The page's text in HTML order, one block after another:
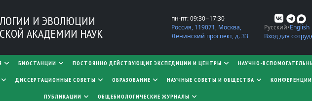
И ЭВОЛЮЦИИ
АКАДЕМИИ НАУК
пн-пт: 09:30−17:30
Россия, 119071, Москва,
Ленинский проспект, д. 33
Русский English
Вход для
БИОСТАНЦИИ ПОСТОЯННО ДЕЙСТВУЮЩИЕ ЭКСПЕДИЦИИ И ЦЕНТРЫ НАУЧНО-
​​​​​​​ДИССЕРТАЦИОННЫЕ СОВЕТЫ ОБРАЗОВАНИЕ НАУЧНЫЕ СОВЕТЫ И ОБЩЕСТВА
ПУБЛИКАЦИИ ОБЩЕБИОЛОГИЧЕСКИЕ ЖУРНАЛЫ